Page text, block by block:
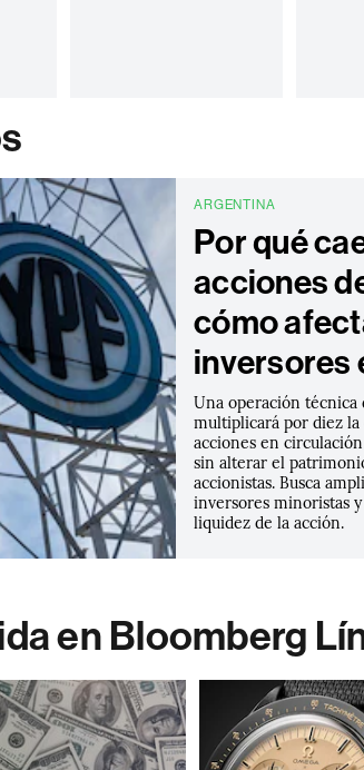
ARGENTINA
Por qué
acciones
cómo
inversores
Una operación técnica
multiplicará por diez la
acciones en
sin alterar el
accionistas. Busca
inversores minoristas
liquidez de la acción.
en Bloomberg